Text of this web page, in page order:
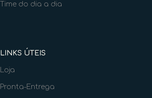
Time do dia a dia
LINKS ÚTEIS
Loja
Pronta-Entrega